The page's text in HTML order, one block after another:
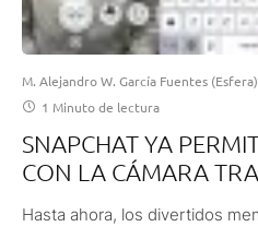
M. Alejandro W. García Fuentes (Esfera)
1 Minuto de lectura
SNAPCHAT YA
CON LA CÁMARA
Hasta ahora, los divertidos